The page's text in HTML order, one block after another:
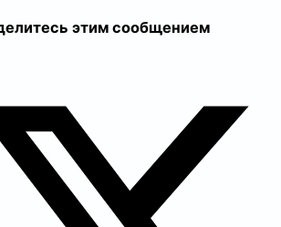
этим сообщением